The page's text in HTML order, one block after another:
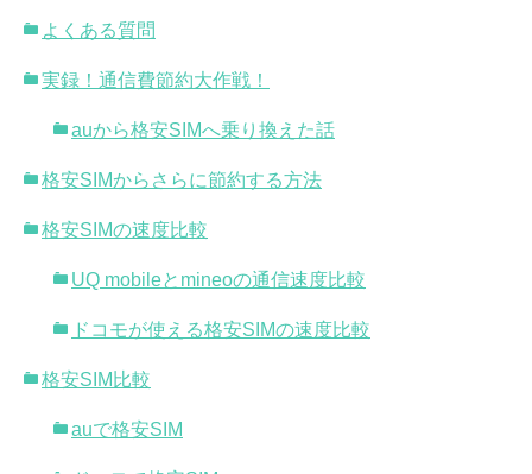
よくある質問
実録！通信費節約大作戦！
auから格安SIMへ乗り換えた話
格安SIMからさらに節約する方法
格安SIMの速度比較
UQ mobileとmineoの通信速度比較
ドコモが使える格安SIMの速度比較
格安SIM比較
auで格安SIM